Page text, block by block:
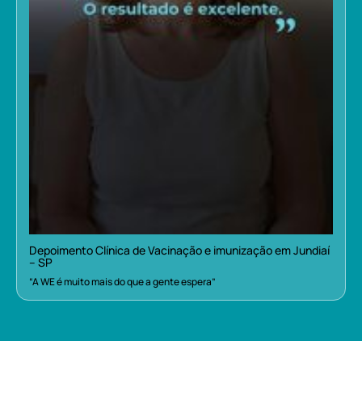
Depoimento Clínica de Vacinação e imunização em Jundiaí
– SP
“A WE é muito mais do que a gente espera”